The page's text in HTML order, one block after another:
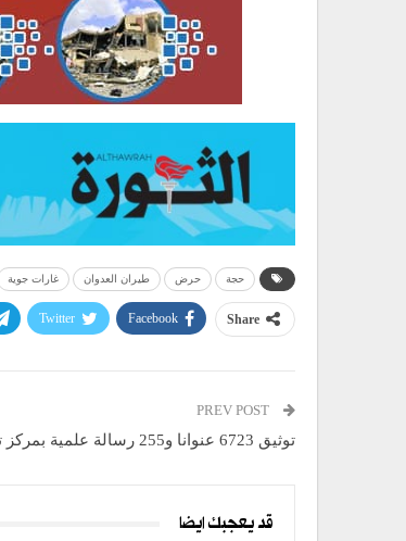
حجة حرض طيران العدوان غارات جوية
Share
Facebook
Twitter
توثيق 6723 عنوانا و255 رسالة علمية بمركز توثيق التربية والتعليم
قد يعجبك ايضا